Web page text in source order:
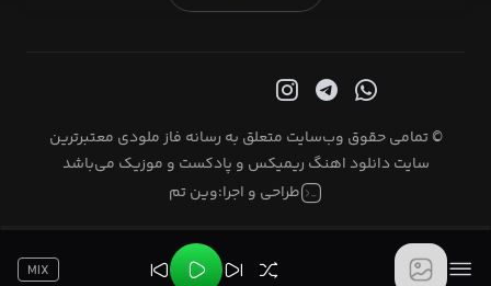
© تمامی حقوق وب‌سایت متعلق به رسانه فاز ملودی معتبرترین
سایت دانلود اهنگ ریمیکس و پادکست و موزیک می‌باشد
طراحی و اجرا:وین تم
MIX